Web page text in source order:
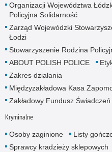
Organizacji Województwa
Policyjna Solidarność
Zarząd Wojewódzki
Łodzi
Stowarzyszenie Rodzina
ABOUT POLISH POLICE
Zakres działania
Międzyzakładowa Kasa
Zakładowy Fundusz
Kryminalne
Osoby zaginione Listy
Sprawcy kradzieży sklepowych